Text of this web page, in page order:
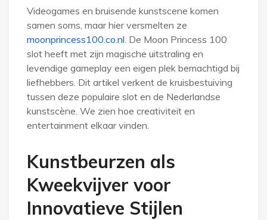
Videogames en bruisende kunstscene komen
samen soms, maar hier versmelten ze
moonprincess100.co.nl. De Moon Princess 100
slot heeft met zijn magische uitstraling en
levendige gameplay een eigen plek bemachtigd bij
liefhebbers. Dit artikel verkent de kruisbestuiving
tussen deze populaire slot en de Nederlandse
kunstscène. We zien hoe creativiteit en
entertainment elkaar vinden.
Kunstbeurzen als
Kweekvijver voor
Innovatieve Stijlen